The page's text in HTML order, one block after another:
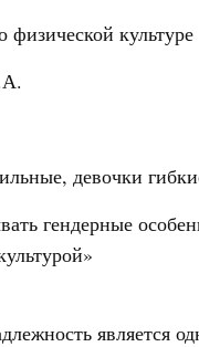
физической культуре
девочки
гендерные
является